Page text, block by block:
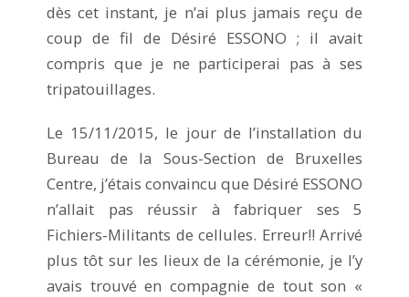
dès cet instant, je n’ai plus jamais reçu de
coup de fil de Désiré ESSONO ; il avait
compris que je ne participerai pas à ses
tripatouillages.
Le 15/11/2015, le jour de l’installation du
Bureau de la Sous-Section de Bruxelles
Centre, j’étais convaincu que Désiré ESSONO
n’allait pas réussir à fabriquer ses 5
Fichiers-Militants de cellules. Erreur!! Arrivé
plus tôt sur les lieux de la cérémonie, je l’y
avais trouvé en compagnie de tout son «